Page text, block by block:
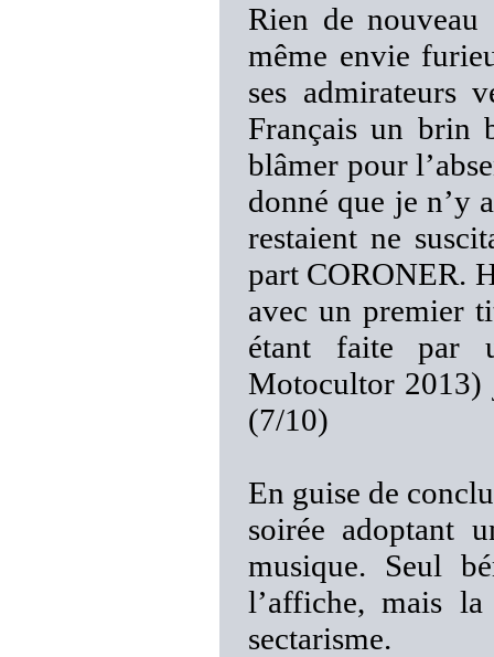
Rien de
même envie
ses admirateurs
Français un brin
blâmer pour
donné que je n’y
restaient ne
part CORONER.
avec un premier
étant faite par
Motocultor 2013)
(7/10)
En guise de
soirée adoptant
musique. Seul
l’affiche, mais
sectarisme.